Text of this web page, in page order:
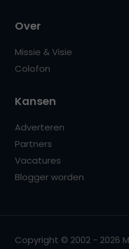
Over
Missie & Visie
Colofon
Kansen
Adverteren
Partners
Vacatures
Blogger worden
Copyright © 2002 - 2026